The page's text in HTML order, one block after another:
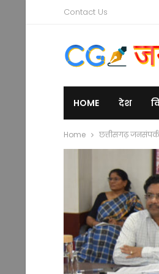
Contact Us
HOME देश
Home छत्तीसगढ़ जनसंपर्क